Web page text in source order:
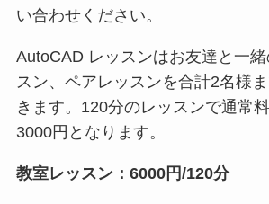
い合わせください。
AutoCAD レッスンはお友達と一
スン、ペアレッスンを合計2名様
きます。120分のレッスンで通常
3000円となります。
教室レッスン：6000円/120分